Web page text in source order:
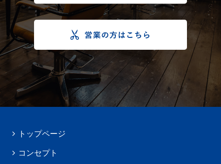
トップページ
コンセプト